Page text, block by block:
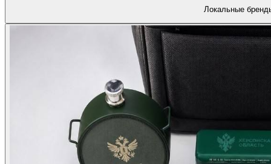
Локальные